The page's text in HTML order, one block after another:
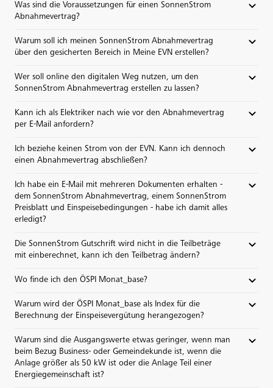
Was sind die Voraussetzungen für einen SonnenStrom
Abnahmevertrag?
Warum soll ich meinen SonnenStrom Abnahmevertrag
über den gesicherten Bereich in Meine EVN erstellen?
Wer soll online den digitalen Weg nutzen, um den
SonnenStrom Abnahmevertrag erstellen zu lassen?
Kann ich als Elektriker nach wie vor den Abnahmevertrag
per E-Mail anfordern?
Ich beziehe keinen Strom von der EVN. Kann ich dennoch
einen Abnahmevertrag abschließen?
Ich habe ein E-Mail mit mehreren Dokumenten erhalten -
dem SonnenStrom Abnahmevertrag, einem SonnenStrom
Preisblatt und Einspeisebedingungen - habe ich damit alles
erledigt?
Die SonnenStrom Gutschrift wird nicht in die Teilbeträge
mit einberechnet, kann ich den Teilbetrag ändern?
Wo finde ich den ÖSPI Monat_base?
Warum wird der ÖSPI Monat_base als Index für die
Berechnung der Einspeisevergütung herangezogen?
Warum sind die Ausgangswerte etwas geringer, wenn man
beim Bezug Business- oder Gemeindekunde ist, wenn die
Anlage größer als 50 kW ist oder die Anlage Teil einer
Energiegemeinschaft ist?